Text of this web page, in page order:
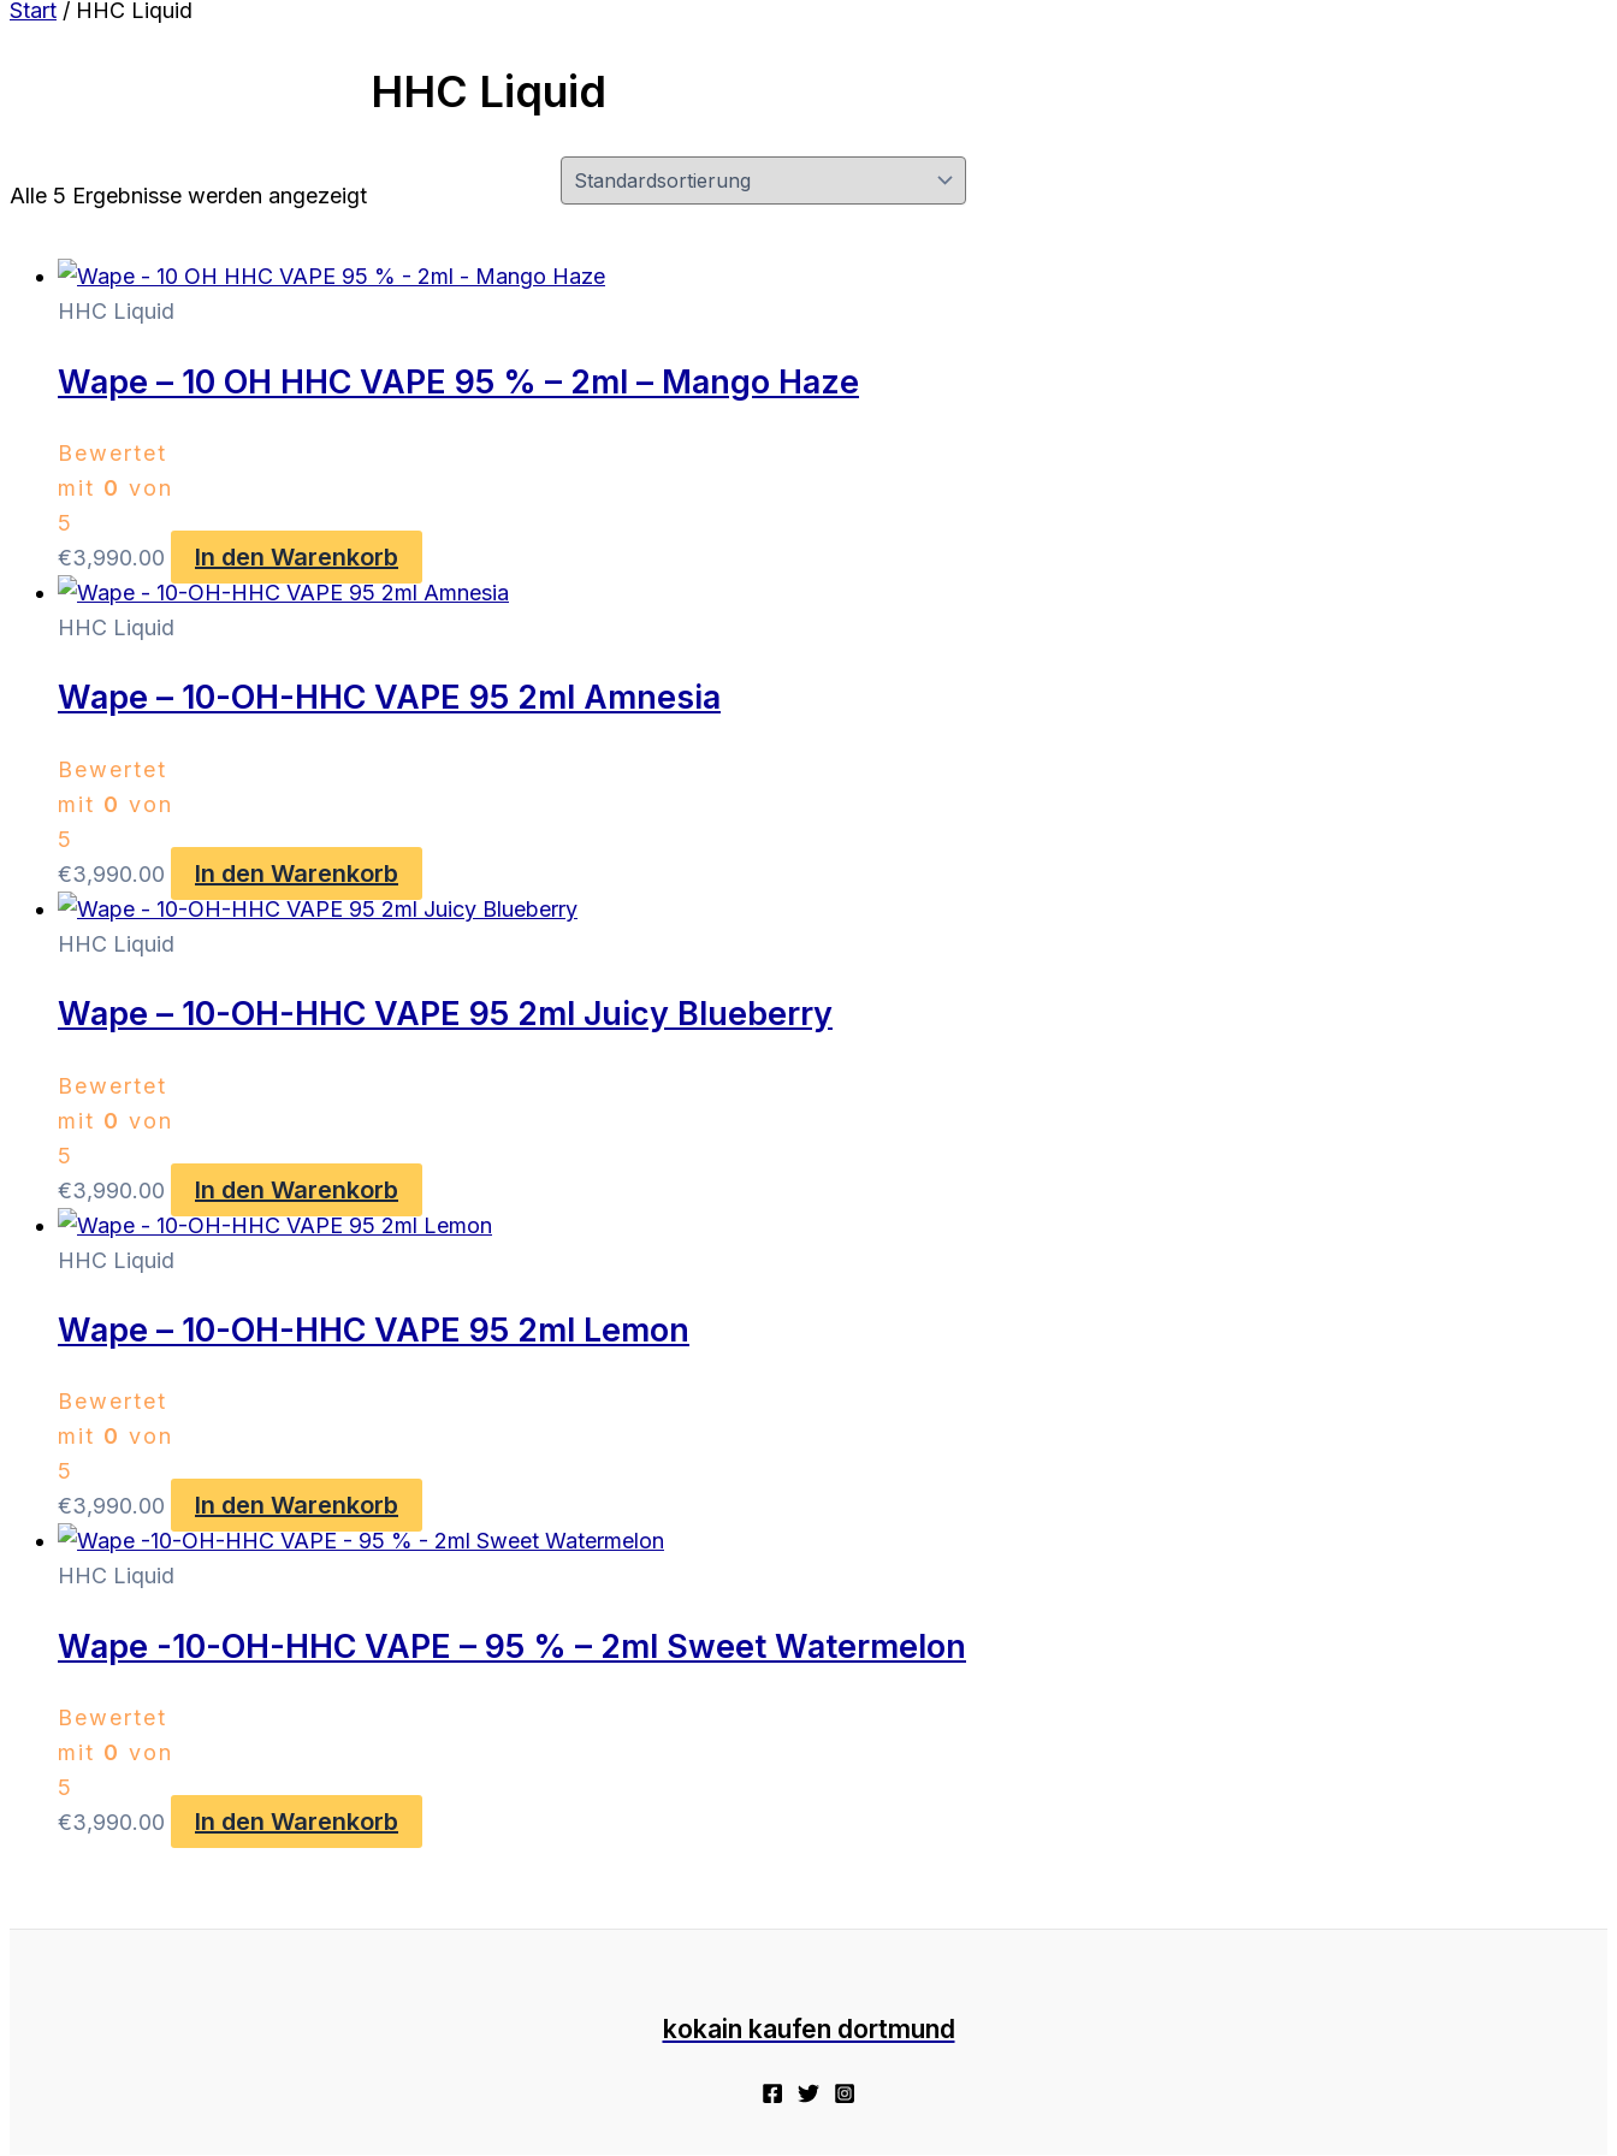
Start / HHC Liquid
HHC Liquid
Alle 5 Ergebnisse werden angezeigt
HHC Liquid
Wape – 10 OH HHC VAPE 95 % – 2ml – Mango Haze
Bewertet
mit 0 von
5
€3,990.00 In den Warenkorb
HHC Liquid
Wape – 10-OH-HHC VAPE 95 2ml Amnesia
Bewertet
mit 0 von
5
€3,990.00 In den Warenkorb
HHC Liquid
Wape – 10-OH-HHC VAPE 95 2ml Juicy Blueberry
Bewertet
mit 0 von
5
€3,990.00 In den Warenkorb
HHC Liquid
Wape – 10-OH-HHC VAPE 95 2ml Lemon
Bewertet
mit 0 von
5
€3,990.00 In den Warenkorb
HHC Liquid
Wape -10-OH-HHC VAPE – 95 % – 2ml Sweet Watermelon
Bewertet
mit 0 von
5
€3,990.00 In den Warenkorb
kokain kaufen dortmund